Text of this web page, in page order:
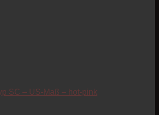
SC – US-Maß – hot-pink